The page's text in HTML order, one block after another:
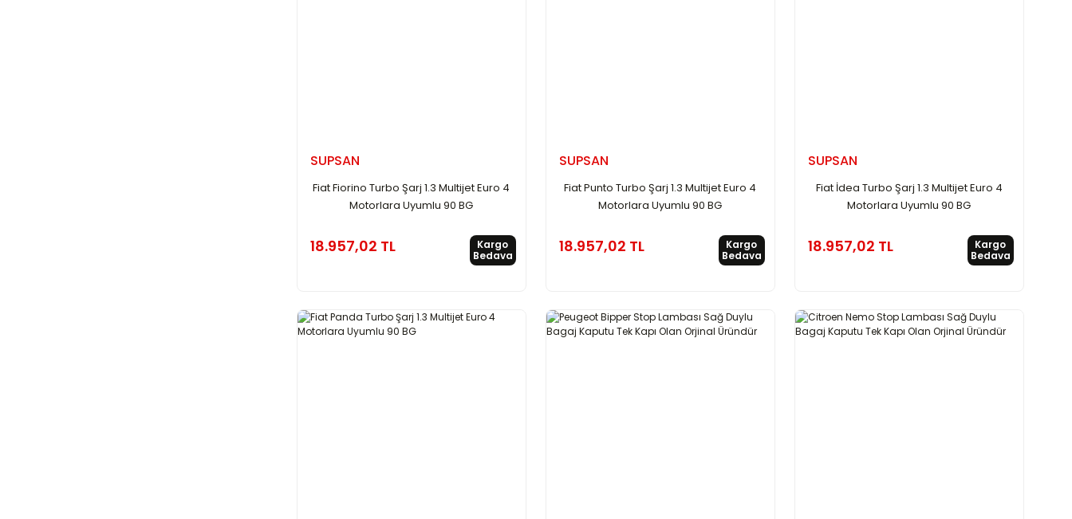
SUPSAN
Fiat Fiorino Turbo Şarj 1.3 Multijet Euro 4
Motorlara Uyumlu 90 BG
18.957,02 TL
Kargo
Bedava
SUPSAN
Fiat Punto Turbo Şarj 1.3 Multijet Euro 4
Motorlara Uyumlu 90 BG
18.957,02 TL
Kargo
Bedava
SUPSAN
Fiat İdea Turbo Şarj 1.3 Multijet Euro 4
Motorlara Uyumlu 90 BG
18.957,02 TL
Kargo
Bedava